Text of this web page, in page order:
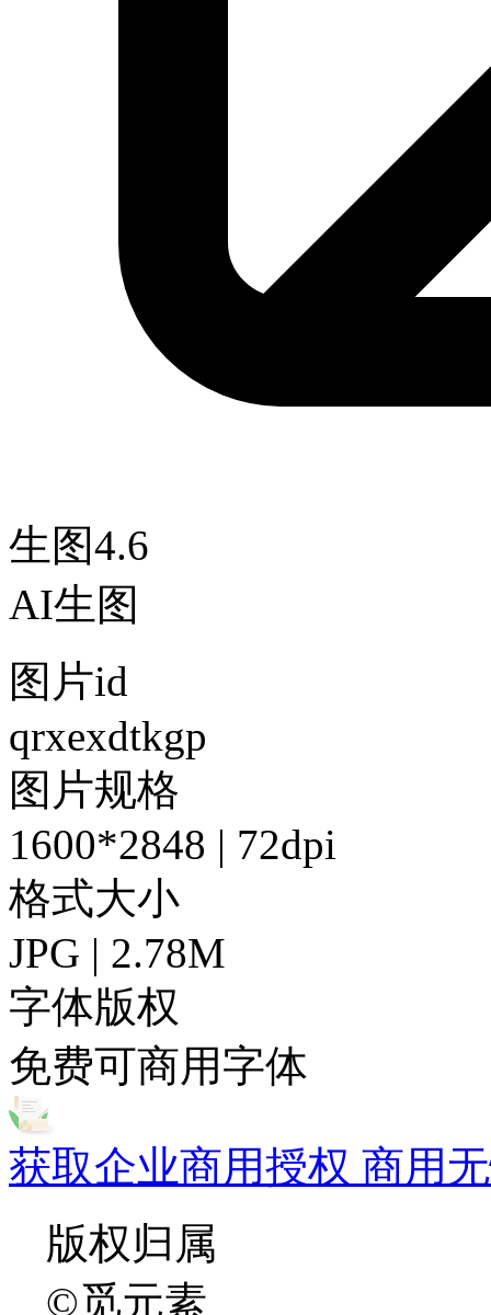
生图4.6
AI生图
图片id
qrxexdtkgp
图片规格
1600*2848 | 72dpi
格式大小
JPG | 2.78M
字体版权
免费可商用字体
获取企业商用授权 商用
版权归属
©觅元素